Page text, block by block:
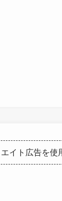
イト広告を使